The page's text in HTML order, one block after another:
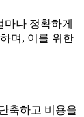
나 정확하게
며, 이를 위한
축하고 비용을